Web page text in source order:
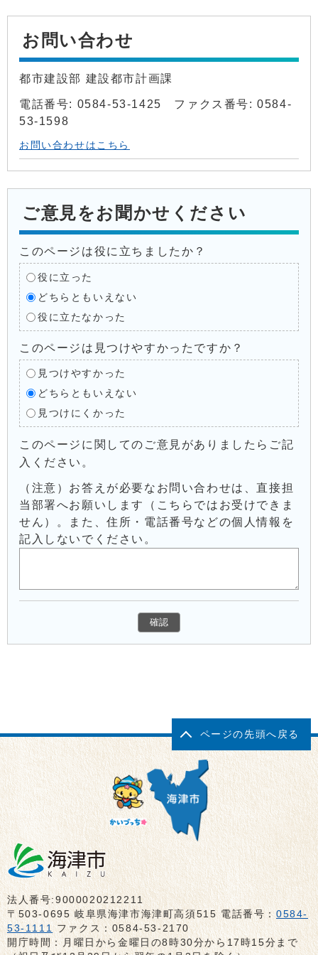
お問い合わせ
都市建設部 建設都市計画課
電話番号: 0584-53-1425 ファクス番号: 0584-
53-1598
お問い合わせはこちら
ご意見をお聞かせください
このページは役に立ちましたか？
役に立った
どちらともいえない
役に立たなかった
このページは見つけやすかったですか？
見つけやすかった
どちらともいえない
見つけにくかった
このページに関してのご意見がありましたらご記
入ください。
（注意）お答えが必要なお問い合わせは、直接担
当部署へお願いします（こちらではお受けできま
せん）。また、住所・電話番号などの個人情報を
記入しないでください。
ページの先頭へ戻る
法人番号:9000020212211
〒503-0695 岐阜県海津市海津町高須515 電話番号：0584-
53-1111 ファクス：0584-53-2170
開庁時間：月曜日から金曜日の8時30分から17時15分まで